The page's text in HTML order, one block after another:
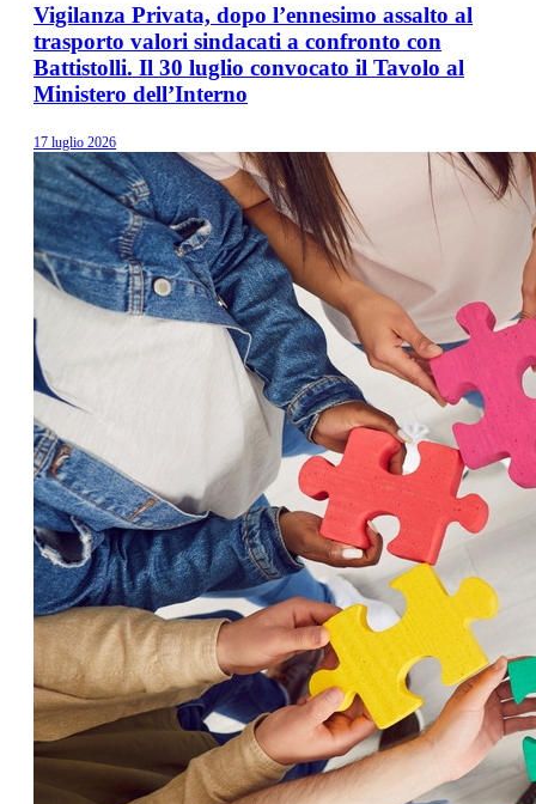
Vigilanza Privata, dopo l’ennesimo assalto al
trasporto valori sindacati a confronto con
Battistolli. Il 30 luglio convocato il Tavolo al
Ministero dell’Interno
17 luglio 2026